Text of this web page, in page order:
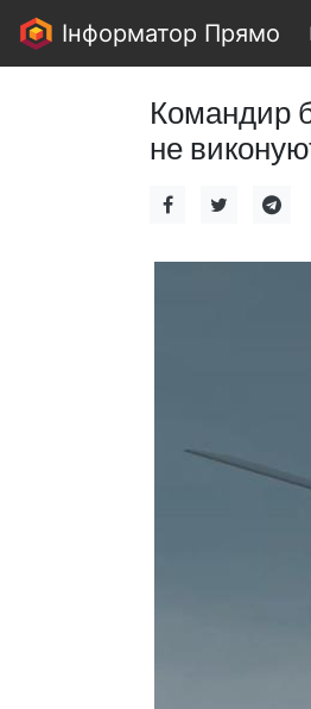
Інформатор Прямо
Командир
не